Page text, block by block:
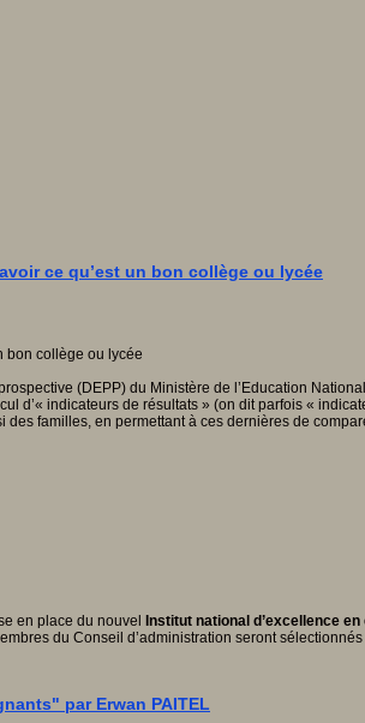
ce qu’est un bon collège ou lycée
(DEPP) du Ministère de l’Education
d’« indicateurs de résultats » (on dit parfois «
familles, en permettant à ces dernières de
en place du nouvel Institut national d’excellence
du Conseil d’administration seront sélectionnés
par Erwan PAITEL